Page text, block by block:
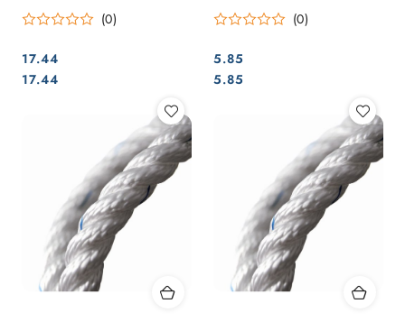
(0)
Cena:
17.44
Cena:
17.44
(0)
Cena:
5.85
Cena:
5.85